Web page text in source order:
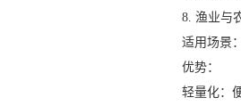
8. 渔业与农
适用场景：
优势：
轻量化：便